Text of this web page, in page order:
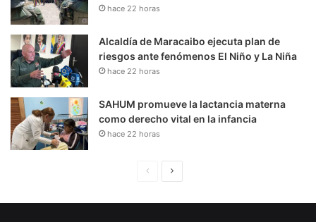
hace 22 horas
Alcaldía de Maracaibo ejecuta plan de
riesgos ante fenómenos El Niño y La Niña
hace 22 horas
SAHUM promueve la lactancia materna
como derecho vital en la infancia
hace 22 horas